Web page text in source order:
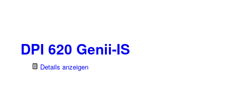
DPI 620 Genii-IS
Details anzeigen